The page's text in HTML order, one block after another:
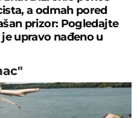
a odmah pored
prizor: Pogledajte
upravo nađeno u